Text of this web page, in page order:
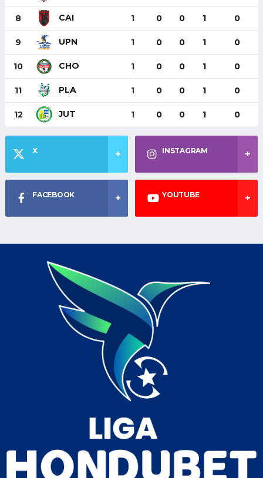
8 CAI 1 0 0 1 0
9 UPN 1 0 0 1 0
10 CHO 1 0 0 1 0
11 PLA 1 0 0 1 0
12 JUT 1 0 0 1 0
X INSTAGRAM
FACEBOOK YOUTUBE